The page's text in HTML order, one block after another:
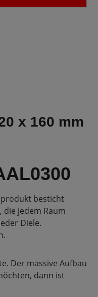
x 160 mm
besticht
jedem Raum
Diele.
Der massive Aufbau
dann ist